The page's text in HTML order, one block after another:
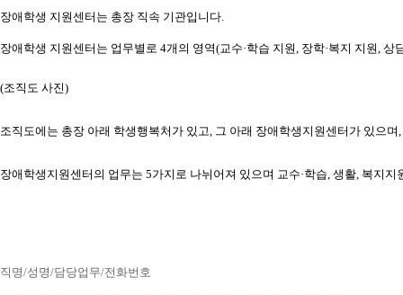
장애학생 지원센터는 총장 직속 기관입니다.
장애학생 지원센터는 업무별로 4개의 영역(교수·학습 지원, 장학·복지 지원, 상
(조직도 사진)
조직도에는 총장 아래 학생행복처가 있고, 그 아래 장애학생지원센터가 있으
장애학생지원센터의 업무는 5가지로 나뉘어져 있으며 교수·학습, 생활, 복지
직명/성명/담당업무/전화번호